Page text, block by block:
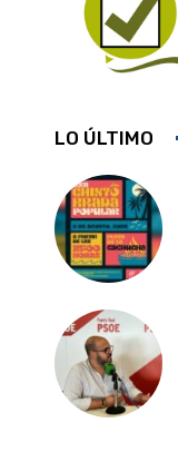
LO ÚLTIMO